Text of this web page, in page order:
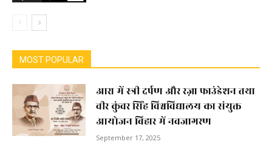
MOST POPULAR
आरा में स्त्री दर्पण और रज़ा फाउंडेशन तथा
वीर कुंवर सिंह विश्वविद्यालय का संयुक्त
आयोजन बिहार में नवजागरण
September 17, 2025